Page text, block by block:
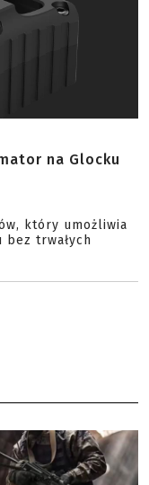
na Glocku
który umożliwia
trwałych